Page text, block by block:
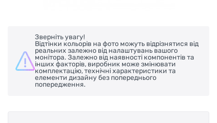
Зверніть увагу!
Відтінки кольорів на фото можуть відрізнятися від
реальних залежно від налаштувань вашого
монітора. Залежно від наявності компонентів та
інших факторів, виробник може змінювати
комплектацію, технічні характеристики та
елементи дизайну без попереднього
попередження.